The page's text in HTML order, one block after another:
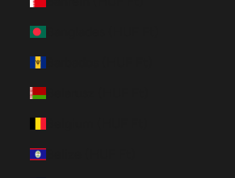
Belarusz (HUF Ft)
Belize (HUF Ft)